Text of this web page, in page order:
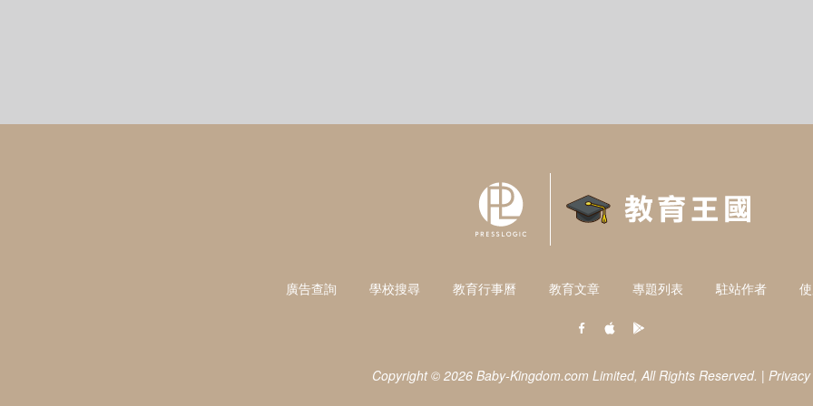
廣告查詢 學校搜尋 教育行事曆 教育文章 專題列表 駐站作者
Copyright © 2026 Baby-Kingdom.com Limited, All Rights Reserved. |